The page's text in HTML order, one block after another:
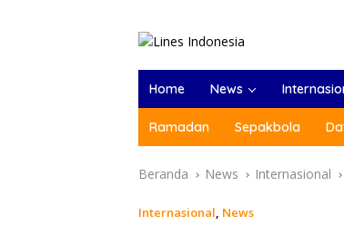
Home News
Ramadan Sepakbola
Beranda News Internasional
Internasional, News